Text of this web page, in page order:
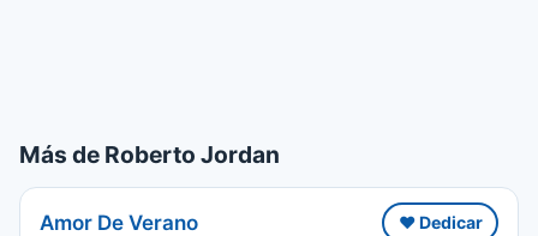
Más de Roberto Jordan
Amor De Verano ❤️ Dedicar